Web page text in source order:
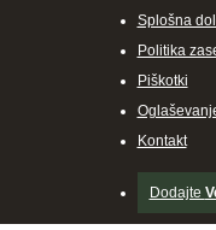
Splošna
Politika
Piškotki
Kontakt
Dodajte